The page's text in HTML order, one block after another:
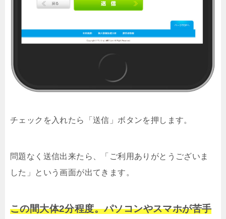
チェックを入れたら「送信」ボタンを押します。
問題なく送信出来たら、「ご利用ありがとうございま
した」という画面が出てきます。
この間大体2分程度。パソコンやスマホが苦手